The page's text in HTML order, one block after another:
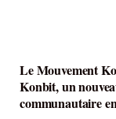
Le Mouvement
Konbit, un
communautaire